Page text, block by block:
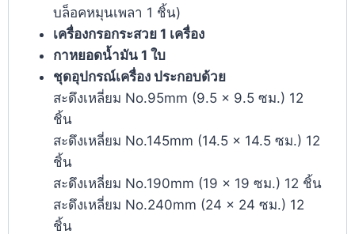
บล็อคหมุนเพลา 1 ชิ้น)
เครื่องกรอกระสวย 1 เครื่อง
กาหยอดน้ำมัน 1 ใบ
ชุดอุปกรณ์เครื่อง ประกอบด้วย
สะดึงเหลี่ยม No.95mm (9.5 × 9.5 ซม.) 12
ชิ้น
สะดึงเหลี่ยม No.145mm (14.5 × 14.5 ซม.) 12
ชิ้น
สะดึงเหลี่ยม No.190mm (19 × 19 ซม.) 12 ชิ้น
สะดึงเหลี่ยม No.240mm (24 × 24 ซม.) 12
ชิ้น